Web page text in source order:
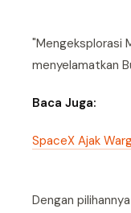
"Mengeksplorasi
menyelamatkan
Baca Juga:
SpaceX Ajak
Dengan